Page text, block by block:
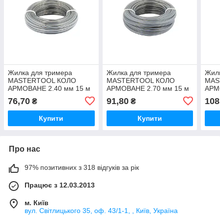
Жилка для тримера
MASTERTOOL КОЛО
АРМОВАНЕ 2.40 мм 15 м
76,70 ₴
Купити
Жилка для тримера
MASTERTOOL КОЛО
АРМОВАНЕ 2.70 мм 15 м
91,80₴
Купити
108
Про нас
97% позитивних з 318 відгуків за рік
Працює з 12.03.2013
м. Київ
вул. Світлицького 35, оф. 43/1-1, , Київ, Україна